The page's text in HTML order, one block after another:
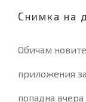
Снимка на
Обичам
приложения
попадна